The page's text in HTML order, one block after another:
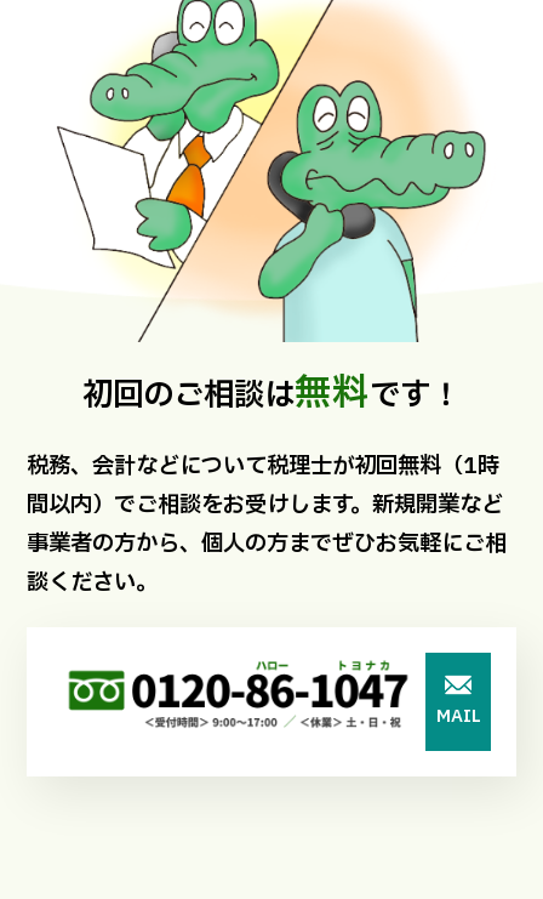
初回のご相談は無料です！
税務、会計などについて税理士が初回無料（1時
間以内）でご相談をお受けします。新規開業など
事業者の方から、個人の方までぜひお気軽にご相
談ください。
MAIL